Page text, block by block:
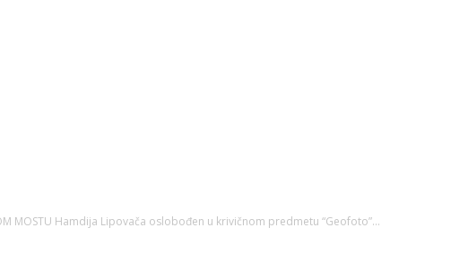
MOSTU Hamdija Lipovača oslobođen u krivičnom predmetu “Geofoto”...